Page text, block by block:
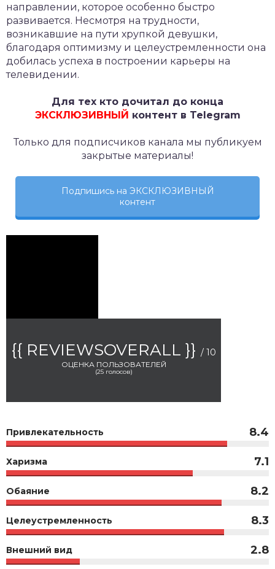
направлении, которое особенно быстро
развивается. Несмотря на трудности,
возникавшие на пути хрупкой девушки,
благодаря оптимизму и целеустремленности она
добилась успеха в построении карьеры на
телевидении.
Для тех кто дочитал до конца
ЭКСКЛЮЗИВНЫЙ контент в Telegram
Только для подписчиков канала мы публикуем
закрытые материалы!
Подпишись на ЭКСКЛЮЗИВНЫЙ
контент
{{ REVIEWSOVERALL }} / 10
ОЦЕНКА ПОЛЬЗОВАТЕЛЕЙ
(25голосов)
Привлекательность 8.4
Харизма 7.1
Обаяние 8.2
Целеустремленность 8.3
Внешний вид 2.8